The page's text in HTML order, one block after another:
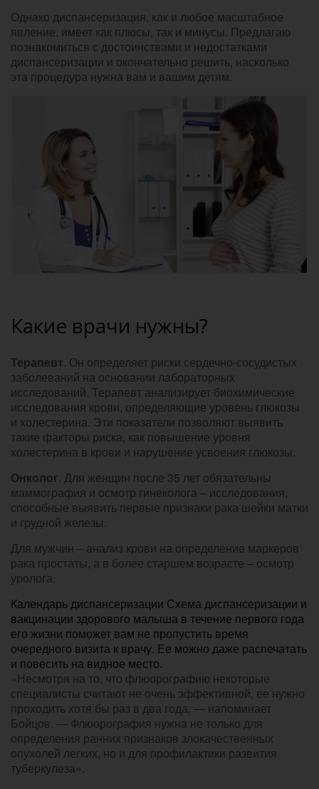
Однако диспансеризация, как и любое масштабное
явление, имеет как плюсы, так и минусы. Предлагаю
познакомиться с достоинствами и недостатками
диспансеризации и окончательно решить, насколько
эта процедура нужна вам и вашим детям.
Какие врачи нужны?
Терапевт. Он определяет риски сердечно-сосудистых
заболеваний на основании лабораторных
исследований. Терапевт анализирует биохимические
исследования крови, определяющие уровень глюкозы
и холестерина. Эти показатели позволяют выявить
такие факторы риска, как повышение уровня
холестерина в крови и нарушение усвоения глюкозы.
Онколог. Для женщин после 35 лет обязательны
маммография и осмотр гинеколога – исследования,
способные выявить первые признаки рака шейки матки
и грудной железы.
Для мужчин – анализ крови на определение маркеров
рака простаты, а в более старшем возрасте – осмотр
уролога.
Календарь диспансеризации Схема диспансеризации и
вакцинации здорового малыша в течение первого года
его жизни поможет вам не пропустить время
очередного визита к врачу. Ее можно даже распечатать
и повесить на видное место.
«Несмотря на то, что флюорографию некоторые
специалисты считают не очень эффективной, ее нужно
проходить хотя бы раз в два года, — напоминает
Бойцов. — Флюорография нужна не только для
определения ранних признаков злокачественных
опухолей легких, но и для профилактики развития
туберкулеза».